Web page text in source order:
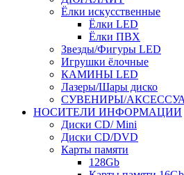
Ёлки искусственные
Ёлки LED
Ёлки ПВХ
Звезды/Фигуры LED
Игрушки ёлочные
КАМИНЫ LED
Лазеры/Шары диско
СУВЕНИРЫ/
НОСИТЕЛИ ИНФОРМАЦИИ
Диски CD/ Mini
Диски CD/DVD
Карты памяти
128Gb